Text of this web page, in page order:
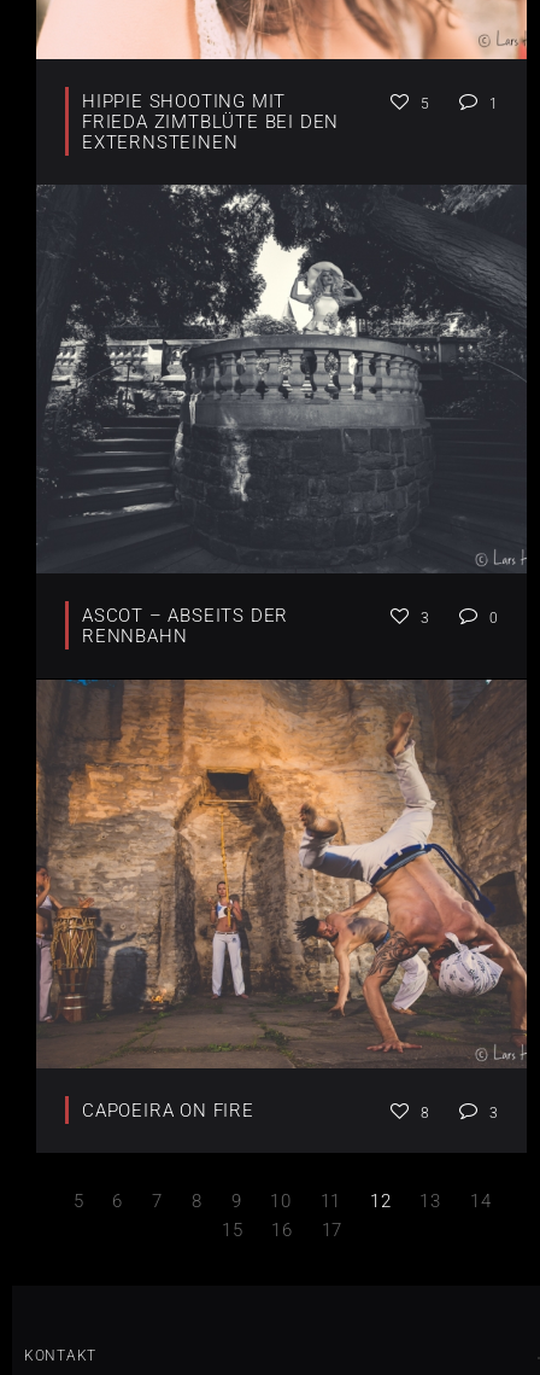
HIPPIE SHOOTING MIT
FRIEDA ZIMTBLÜTE BEI DEN
EXTERNSTEINEN
5 1
ASCOT – ABSEITS DER
RENNBAHN
3 0
CAPOEIRA ON FIRE 8 3
5 6 7 8 9 10 11 12 13
14
15
16 17
KONTAKT